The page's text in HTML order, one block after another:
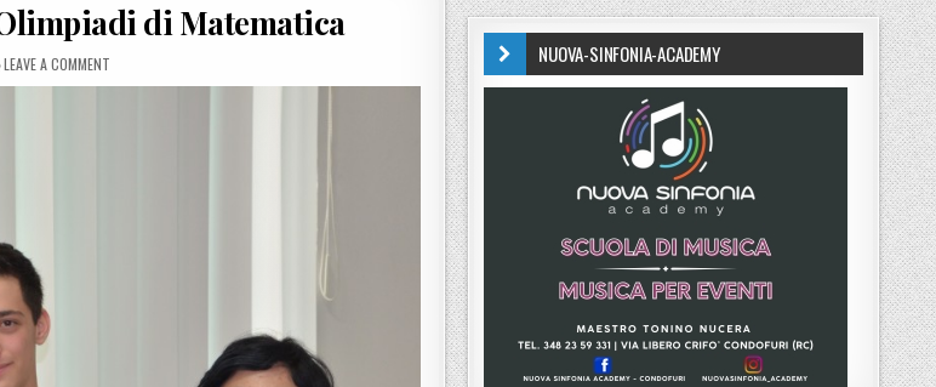
di Matematica
LEAVE A COMMENT ON LOCRI, STUDENTE DEL LICEO “OLIVETI” ALLE OLIMPIADI DI MATEMATICANUOVA-SINFONIA-ACADEMY